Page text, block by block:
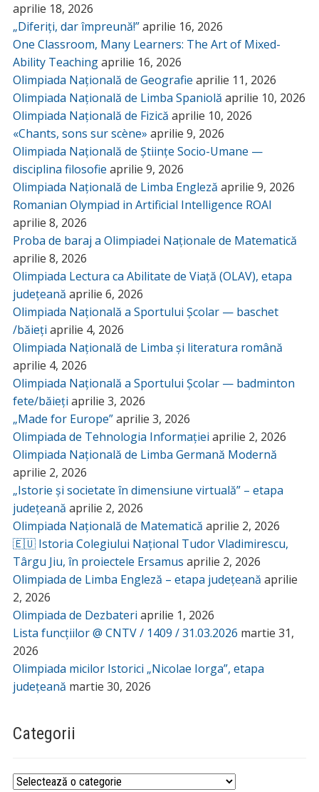
aprilie 18, 2026
„Diferiți, dar împreună!”aprilie 16, 2026
One Classroom, Many Learners: The Art of Mixed-
Ability Teachingaprilie 16, 2026
Olimpiada Națională de Geografie aprilie 11, 2026
Olimpiada Națională de Limba Spaniolă aprilie 10, 2026
Olimpiada Națională de Fizică aprilie 10, 2026
«Chants, sons sur scène» aprilie 9, 2026
Olimpiada Națională de Științe Socio-Umane —
disciplina filosofie aprilie 9, 2026
Olimpiada Națională de Limba Engleză aprilie 9, 2026
Romanian Olympiad in Artificial Intelligence ROAI
aprilie 8, 2026
Proba de baraj a Olimpiadei Naționale de Matematică
aprilie 8, 2026
Olimpiada Lectura ca Abilitate de Viață (OLAV), etapa
județeană aprilie 6, 2026
Olimpiada Națională a Sportului Școlar — baschet
/băieți aprilie 4, 2026
Olimpiada Națională de Limba și literatura română
aprilie 4, 2026
Olimpiada Națională a Sportului Școlar — badminton
fete/băieți aprilie 3, 2026
„Made for Europe”aprilie 3, 2026
Olimpiada de Tehnologia Informației aprilie 2, 2026
Olimpiada Națională de Limba Germană Modernă
aprilie 2, 2026
„Istorie și societate în dimensiune virtuală” – etapa
județeană aprilie 2, 2026
Olimpiada Națională de Matematică aprilie 2, 2026
🇪🇺 Istoria Colegiului Național Tudor Vladimirescu,
Târgu Jiu, în proiectele Ersamus aprilie 2, 2026
Olimpiada de Limba Engleză – etapa județeană aprilie
2, 2026
Olimpiada de Dezbateri aprilie 1, 2026
Lista funcțiilor @ CNTV / 1409 / 31.03.2026 martie 31,
2026
Olimpiada micilor Istorici „Nicolae Iorga”, etapa
județeană martie 30, 2026
Categorii
Categorii